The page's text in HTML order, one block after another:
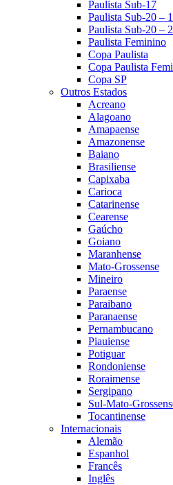
Paulista Sub-17
Paulista Sub-20 –
Paulista Sub-20 –
Paulista Feminino
Copa Paulista
Copa Paulista
Copa SP
Outros Estados
Acreano
Alagoano
Amapaense
Amazonense
Baiano
Brasiliense
Capixaba
Carioca
Catarinense
Cearense
Gaúcho
Goiano
Maranhense
Mato-Grossense
Mineiro
Paraense
Paraibano
Paranaense
Pernambucano
Piauiense
Potiguar
Rondoniense
Roraimense
Sergipano
Sul-Mato-
Tocantinense
Internacionais
Alemão
Espanhol
Francês
Inglês